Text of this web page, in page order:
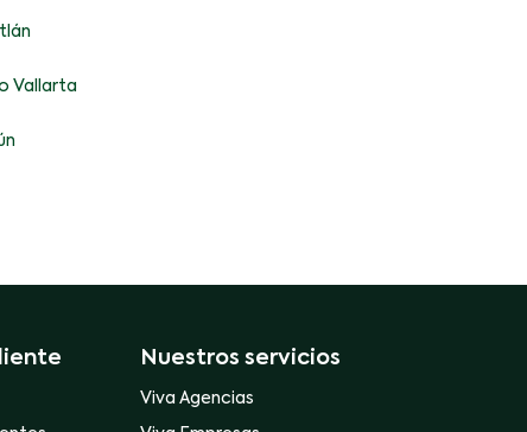
Vallarta
Nuestros servicios
Viva Agencias